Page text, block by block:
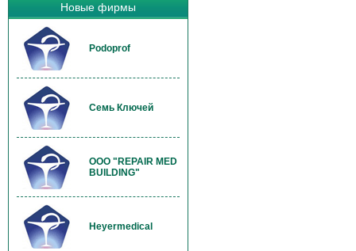
Новые фирмы
Podoprof
Семь Ключей
OOO "REPAIR MED
BUILDING"
Heyermedical